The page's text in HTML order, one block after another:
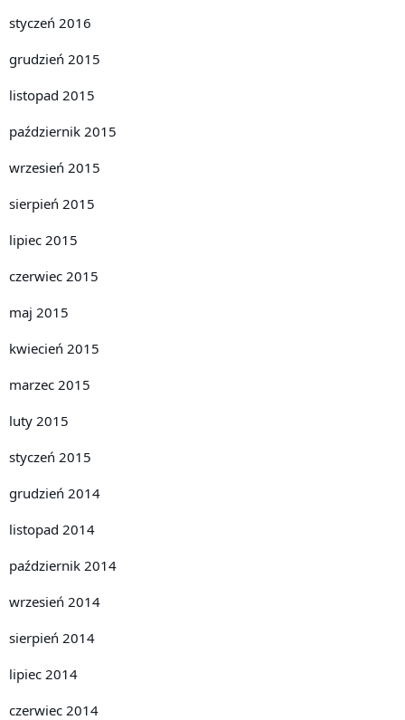
styczeń 2016
grudzień 2015
listopad 2015
październik 2015
wrzesień 2015
sierpień 2015
lipiec 2015
czerwiec 2015
maj 2015
kwiecień 2015
marzec 2015
luty 2015
styczeń 2015
grudzień 2014
listopad 2014
październik 2014
wrzesień 2014
sierpień 2014
lipiec 2014
czerwiec 2014